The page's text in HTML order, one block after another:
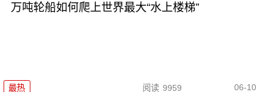
万吨轮船如何爬上世界最大“水上楼梯”
最热 阅读 9959 06-10